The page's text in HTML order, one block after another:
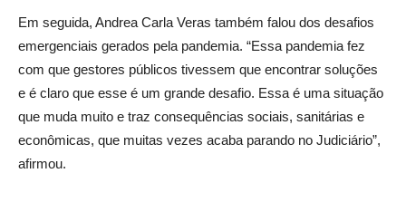
Em seguida, Andrea Carla Veras também falou dos desafios
emergenciais gerados pela pandemia. “Essa pandemia fez
com que gestores públicos tivessem que encontrar soluções
e é claro que esse é um grande desafio. Essa é uma situação
que muda muito e traz consequências sociais, sanitárias e
econômicas, que muitas vezes acaba parando no Judiciário”,
afirmou.